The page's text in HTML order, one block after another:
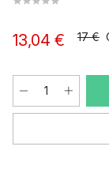
13,04 € 17 €